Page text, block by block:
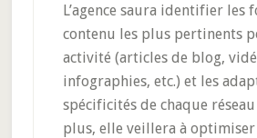
L’agence saura identifier les
contenu les plus pertinents
activité (articles de blog,
infographies, etc.) et les
spécificités de chaque réseau
plus, elle veillera à optimiser